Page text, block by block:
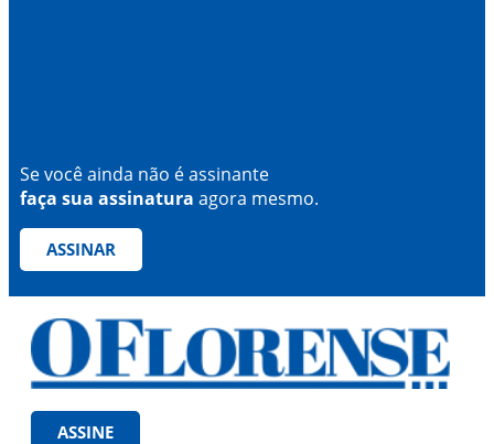
Se você ainda não é assinante
faça sua assinatura agora mesmo.
ASSINAR
ASSINE